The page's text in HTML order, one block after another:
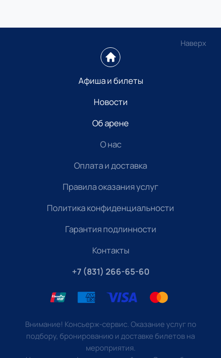
Наверх
Афиша и билеты
Новости
Об арене
О нас
Оплата и доставка
Правила оказания услуг
Политика конфиденциальности
Гарантия подлинности
Контакты
+7 (831) 266-65-60
Внимание! Консьерж-сервис. Оказание услуг по
подбору, бронированию и доставке билетов на
мероприятия.